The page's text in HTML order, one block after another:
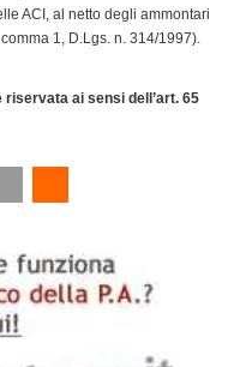
ACI, al netto degli ammontari
1, D.Lgs. n. 314/1997).
ai sensi dell’art. 65